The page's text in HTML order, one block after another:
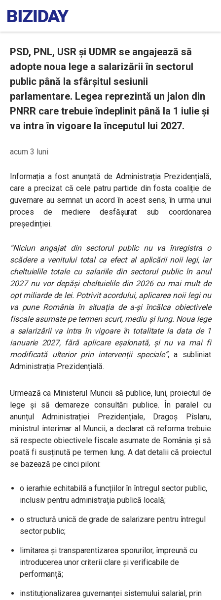
PSD, PNL, USR și UDMR se angajează să
adopte noua lege a salarizării în sectorul
public până la sfârșitul sesiunii
parlamentare. Legea reprezintă un jalon din
PNRR care trebuie îndeplinit până la 1 iulie și
va intra în vigoare la începutul lui 2027.
acum 3 luni
Informația a fost anunțată de Administrația Prezidențială,
care a precizat că cele patru partide din fosta coaliție de
guvernare au semnat un acord în acest sens, în urma unui
proces de mediere desfășurat sub coordonarea
președinției.
“Niciun angajat din sectorul public nu va înregistra o
scădere a venitului total ca efect al aplicării noii legi, iar
cheltuielile totale cu salariile din sectorul public în anul
2027 nu vor depăși cheltuielile din 2026 cu mai mult de
opt miliarde de lei. Potrivit acordului, aplicarea noii legi nu
va pune România în situația de a-și încălca obiectivele
fiscale asumate pe termen scurt, mediu și lung. Noua lege
a salarizării va intra în vigoare în totalitate la data de 1
ianuarie 2027, fără aplicare eșalonată, și nu va mai fi
modificată ulterior prin intervenții speciale”, a subliniat
Administrația Prezidențială.
Urmează ca Ministerul Muncii să publice, luni, proiectul de
lege și să demareze consultări publice. În paralel cu
anunțul Administrației Prezidențiale, Dragoș Pîslaru,
ministrul interimar al Muncii, a declarat că reforma trebuie
să respecte obiectivele fiscale asumate de România și să
poată fi susținută pe termen lung. A dat detalii că proiectul
se bazează pe cinci piloni:
o ierarhie echitabilă a funcțiilor în întregul sector public,
inclusiv pentru administrația publică locală;
o structură unică de grade de salarizare pentru întregul
sector public;
limitarea și transparentizarea sporurilor, împreună cu
introducerea unor criterii clare și verificabile de
performanță;
instituționalizarea guvernanței sistemului salarial, prin